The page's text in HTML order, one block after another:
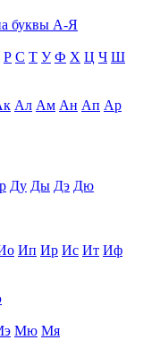
буквы А-Я
Р С Т У Ф Х Ц Ч Ш
Ал Ам Ан Ап Ар
Ду Ды Дэ Дю
Ип Ир Ис Ит Иф
Мю Мя